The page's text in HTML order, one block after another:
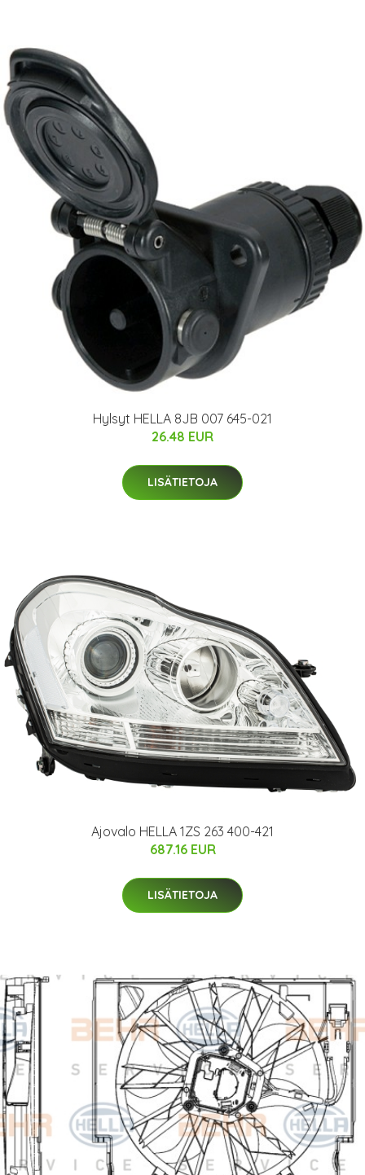
Hylsyt HELLA 8JB 007 645-021
26.48 EUR
LISÄTIETOJA
Ajovalo HELLA 1ZS 263 400-421
687.16 EUR
LISÄTIETOJA